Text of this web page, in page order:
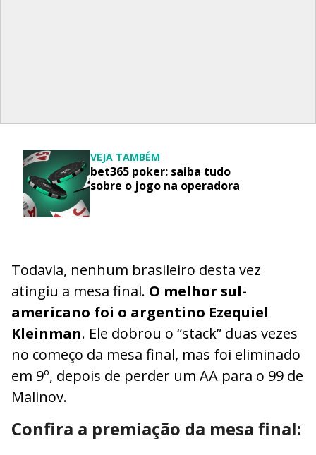
VEJA TAMBÉM
bet365 poker: saiba tudo
sobre o jogo na operadora
Todavia, nenhum brasileiro desta vez
atingiu a mesa final. O melhor sul-
americano foi o argentino Ezequiel
Kleinman. Ele dobrou o “stack” duas vezes
no começo da mesa final, mas foi eliminado
em 9º, depois de perder um AA para o 99 de
Malinov.
Confira a premiação da mesa final: